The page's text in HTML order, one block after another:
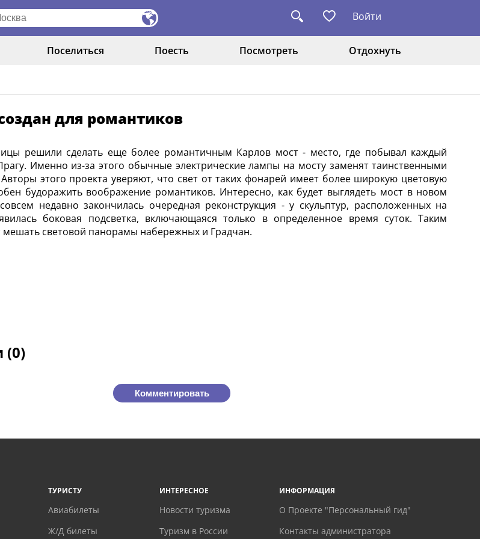
Войти
Поселиться Поесть Посмотреть Отдохнуть
для романтиков
решили сделать еще более романтичным Карлов мост - место, где побывал каждый
Именно из-за этого обычные электрические лампы на мосту заменят таинственными
этого проекта уверяют, что свет от таких фонарей имеет более широкую цветовую
будоражить воображение романтиков. Интересно, как будет выглядеть мост в новом
недавно закончилась очередная реконструкция - у скульптур, расположенных на
боковая подсветка, включающаяся только в определенное время суток. Таким
мешать световой панорамы набережных и Градчан.
(0)
Комментировать
ТУРИСТУ
Авиабилеты
Ж/Д билеты
ИНТЕРЕСНОЕ
Новости туризма
Туризм в России
ИНФОРМАЦИЯ
О Проекте "Персональный гид"
Контакты администратора